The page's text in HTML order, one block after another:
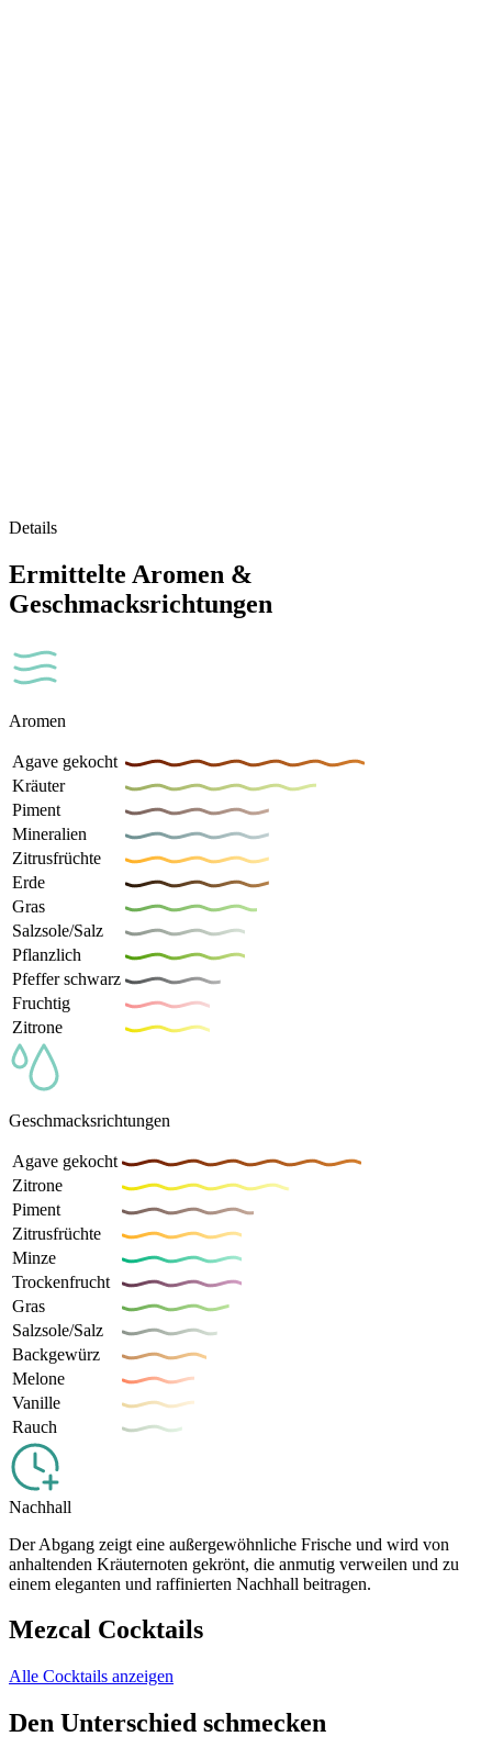
Details
Ermittelte Aromen &
Geschmacksrichtungen
Aromen
Agave gekocht
Kräuter
Piment
Mineralien
Zitrusfrüchte
Erde
Gras
Salzsole/Salz
Pflanzlich
Pfeffer schwarz
Fruchtig
Zitrone
Geschmacksrichtungen
Agave gekocht
Zitrone
Piment
Zitrusfrüchte
Minze
Trockenfrucht
Gras
Salzsole/Salz
Backgewürz
Melone
Vanille
Rauch
Nachhall
Der Abgang zeigt eine außergewöhnliche Frische und wird von
anhaltenden Kräuternoten gekrönt, die anmutig verweilen und zu
einem eleganten und raffinierten Nachhall beitragen.
Mezcal Cocktails
Alle Cocktails anzeigen
Den Unterschied schmecken